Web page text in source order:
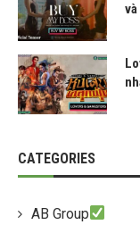
CATEGORIES
AB Group